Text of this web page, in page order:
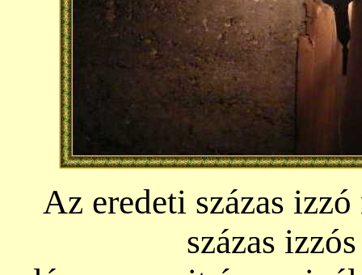
Az eredeti százas
százas